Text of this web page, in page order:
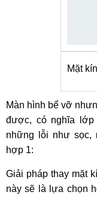
Mặt
Màn hình bể vỡ
được, có nghĩa
những lỗi như sọc,
hợp 1:
Giải pháp thay mặt
này sẽ là lựa chọn